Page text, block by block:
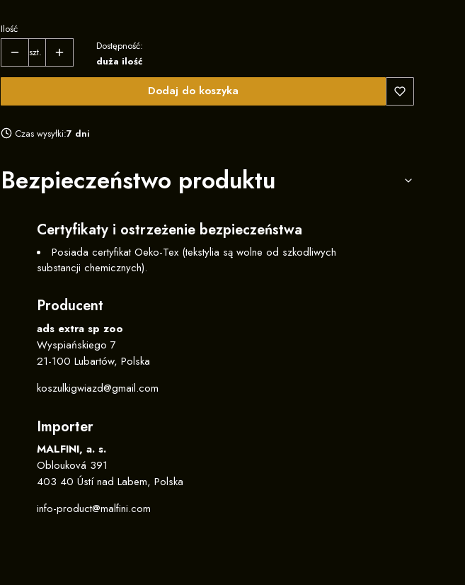
Ilość
szt.
Dostępność:
duża ilość
Dodaj do koszyka
Czas wysyłki:7 dni
Bezpieczeństwo produktu
Certyfikaty i ostrzeżenie bezpieczeństwa
Posiada certyfikat Oeko-Tex (tekstylia są wolne od szkodliwych
substancji chemicznych).
Producent
ads extra sp zoo
Wyspiańskiego 7
21-100 Lubartów, Polska
koszulkigwiazd@gmail.com
Importer
MALFINI, a. s.
Oblouková 391
403 40 Ústí nad Labem, Polska
info-product@malfini.com